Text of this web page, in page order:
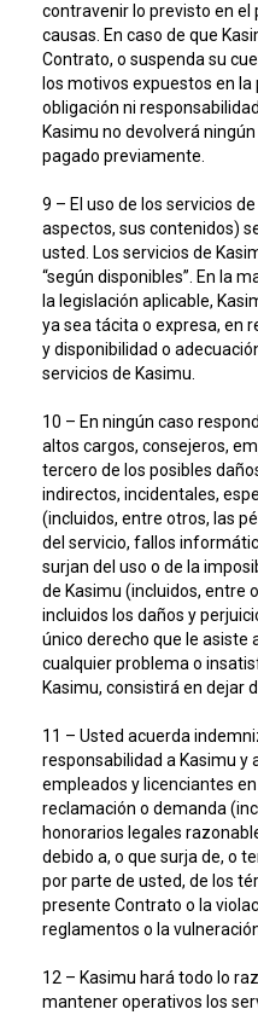
contravenir lo previsto en
causas. En caso de que
Contrato, o suspenda su
los motivos expuestos en
obligación ni
Kasimu no devolverá
pagado previamente.
9 – El uso de los servicios
aspectos, sus contenidos)
usted. Los servicios de
“según disponibles”. En la
la legislación aplicable,
ya sea tácita o expresa, en
y disponibilidad o
servicios de Kasimu.
10 – En ningún caso
altos cargos, consejeros,
tercero de los posibles
indirectos, incidentales,
(incluidos, entre otros, las
del servicio, fallos
surjan del uso o de la
de Kasimu (incluidos, entre
incluidos los daños y
único derecho que le asiste
cualquier problema o
Kasimu, consistirá en dejar
11 – Usted acuerda
responsabilidad a Kasimu y
empleados y licenciantes
reclamación o demanda
honorarios legales
debido a, o que surja de, o
por parte de usted, de los
presente Contrato o la
reglamentos o la
12 – Kasimu hará todo lo
mantener operativos los